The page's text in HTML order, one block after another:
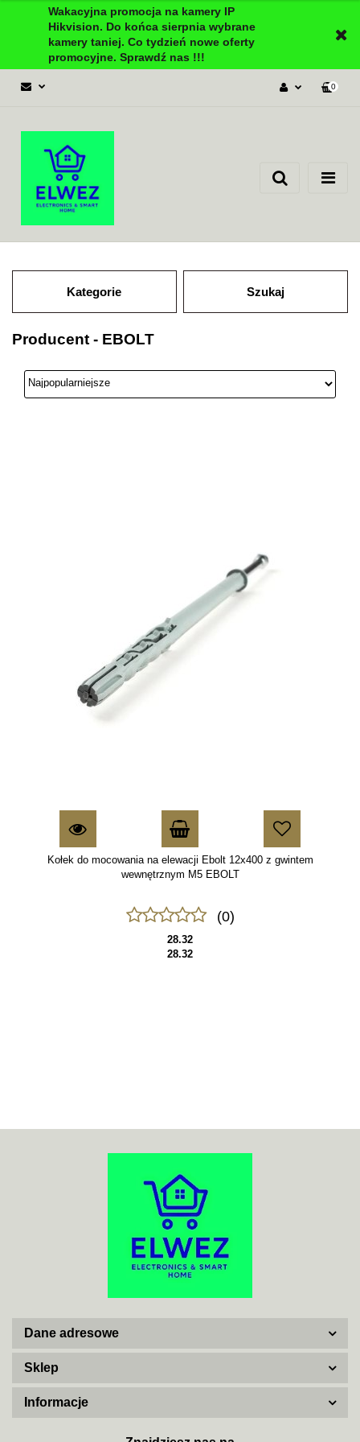
Wakacyjna promocja na kamery IP
Hikvision. Do końca sierpnia wybrane
kamery taniej. Co tydzień nowe oferty
promocyjne. Sprawdź nas !!!
Zgody cookies
0
Kategorie Szukaj
Producent - EBOLT
Kołek do mocowania na elewacji Ebolt 12x400 z gwintem
wewnętrznym M5 EBOLT
(0)
28.32
28.32
ACO
ADATA
Dane adresowe
Sklep
Informacje